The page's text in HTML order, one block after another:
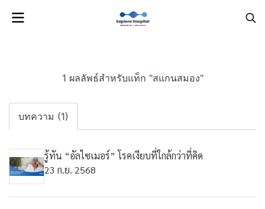
1 ผลลัพธ์สำหรับแท็ก "สแกนสมอง"
บทความ (1)
รู้ทัน “อัลไซเมอร์” โรคเงียบที่ใกล้กว่าที่คิด
23 ก.ย. 2568